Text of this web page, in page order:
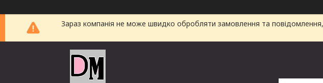
Зараз компанія не може швидко обробляти замовлення та